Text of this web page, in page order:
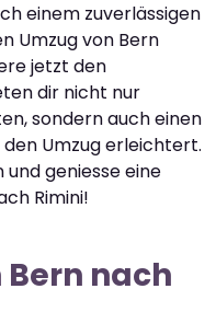
einem zuverlässigen
Umzug von Bern
jetzt den
dir nicht nur
sondern auch einen
Umzug erleichtert.
geniesse eine
Rimini!
nach